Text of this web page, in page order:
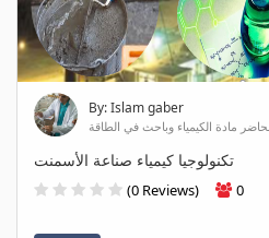
By: Islam gaber
تكنولوجيا كيمياء صناعة الأسمنت
(0 Reviews) 0